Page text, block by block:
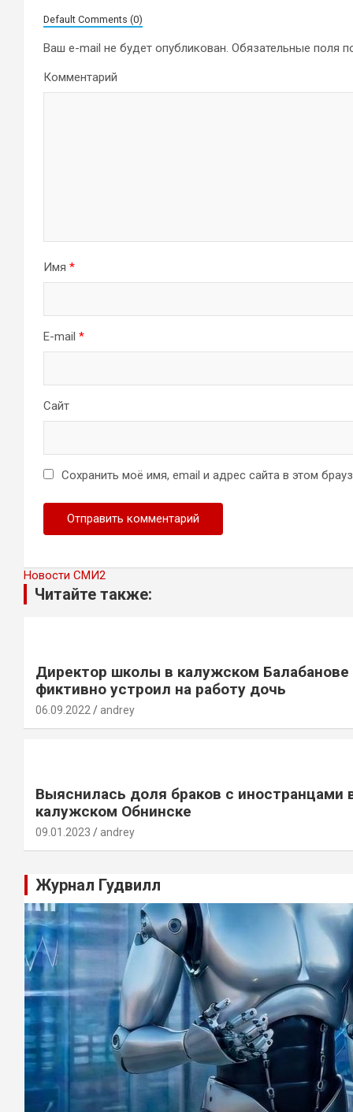
Default Comments (0)
Ваш e-mail не будет опубликован. Обязательные поля
Комментарий
Имя *
E-mail *
Сайт
Сохранить моё имя, email и адрес сайта в этом
Новости СМИ2
Читайте также:
Директор школы в калужском Балабанове
фиктивно устроил на работу дочь
06.09.2022 andrey
Выяснилась доля браков с иностранцами
калужском Обнинске
09.01.2023 andrey
Журнал Гудвилл